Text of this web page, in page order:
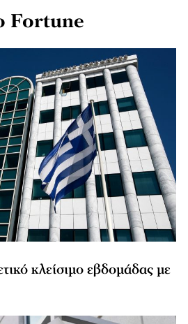
Fortune
κλείσιμο εβδομάδας με